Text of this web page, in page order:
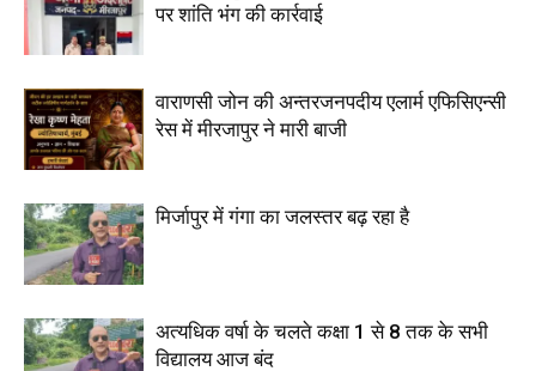
पर शांति भंग की कार्रवाई
वाराणसी जोन की अन्तरजनपदीय एलार्म एफिसिएन्सी
रेस में मीरजापुर ने मारी बाजी
मिर्जापुर में गंगा का जलस्तर बढ़ रहा है
अत्यधिक वर्षा के चलते कक्षा 1 से 8 तक के सभी
विद्यालय आज बंद